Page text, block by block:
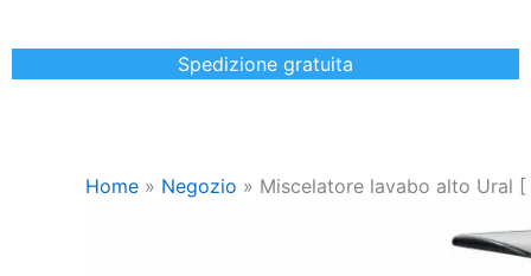
Spedizione gratuita
Home » Negozio » Miscelatore lavabo alto Ural [